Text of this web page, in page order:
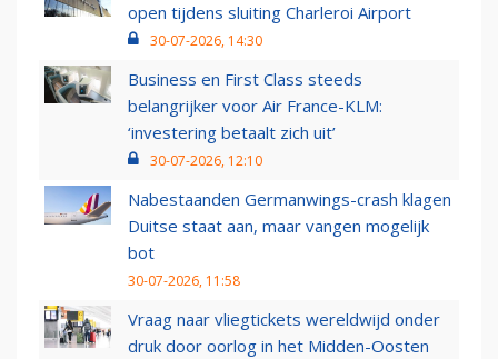
open tijdens sluiting Charleroi Airport
30-07-2026, 14:30
Business en First Class steeds
belangrijker voor Air France-KLM:
‘investering betaalt zich uit’
30-07-2026, 12:10
Nabestaanden Germanwings-crash klagen
Duitse staat aan, maar vangen mogelijk
bot
30-07-2026, 11:58
Vraag naar vliegtickets wereldwijd onder
druk door oorlog in het Midden-Oosten